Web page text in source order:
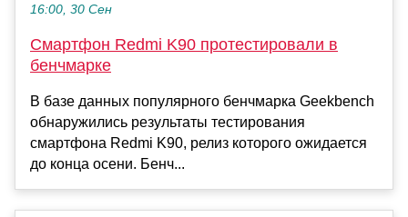
16:00, 30 Сен
Смартфон Redmi K90 протестировали в
бенчмарке
В базе данных популярного бенчмарка Geekbench
обнаружились результаты тестирования
смартфона Redmi K90, релиз которого ожидается
до конца осени. Бенч...